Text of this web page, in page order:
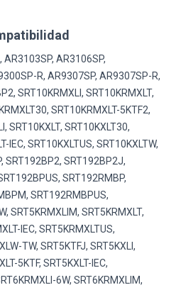
AR3103SP, AR3106SP,
R, AR9307SP, AR9307SP-R,
SRT10KRMXLI, SRT10KRMXLT,
SRT10KRMXLT-5KTF2,
SRT10KXLT, SRT10KXLT30,
IEC, SRT10KXLTUS, SRT10KXLTW,
SRT192BP2, SRT192BP2J,
SRT192RMBP,
SRT192RMBPUS,
SRT5KRMXLIM, SRT5KRMXLT,
IEC, SRT5KRMXLTUS,
TW, SRT5KTFJ, SRT5KXLI,
5KTF, SRT5KXLT-IEC,
6W, SRT6KRMXLIM,